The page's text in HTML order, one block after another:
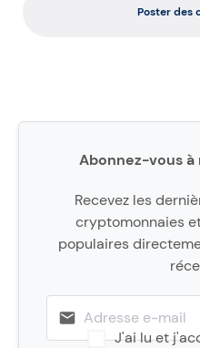
Poster des
Abonnez-vous
Recevez les
cryptomonnaies
populaires
J'ai lu et